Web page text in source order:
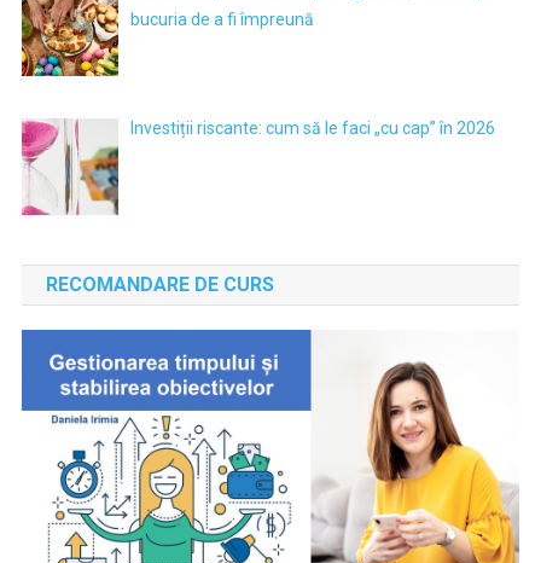
bucuria de a fi împreună
Investiții riscante: cum să le faci „cu cap” în 2026
RECOMANDARE DE CURS